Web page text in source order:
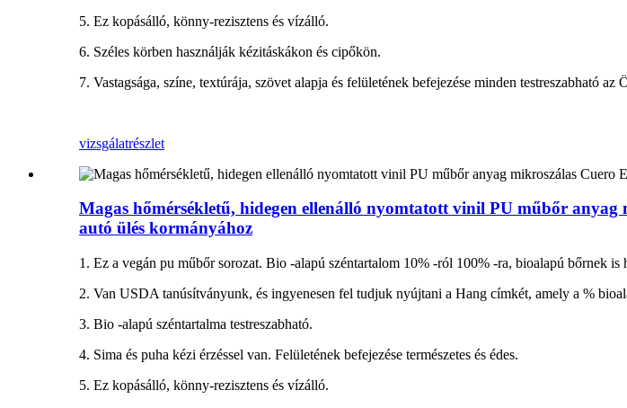
5. Ez kopásálló, könny-rezisztens és vízálló.
6. Széles körben használják kézitáskákon és cipőkön.
7. Vastagsága, színe, textúrája, szövet alapja és felületének befejezése minden testreszabható az
vizsgálatrészlet
Magas hőmérsékletű, hidegen ellenálló nyomtatott vinil PU műbőr
autó ülés kormányához
1. Ez a vegán pu műbőr sorozat. Bio -alapú széntartalom 10% -ról 100% -ra, bioalapú bőrnek
2. Van USDA tanúsítványunk, és ingyenesen fel tudjuk nyújtani a Hang címkét, amely a %
3. Bio -alapú széntartalma testreszabható.
4. Sima és puha kézi érzéssel van. Felületének befejezése természetes és édes.
5. Ez kopásálló, könny-rezisztens és vízálló.